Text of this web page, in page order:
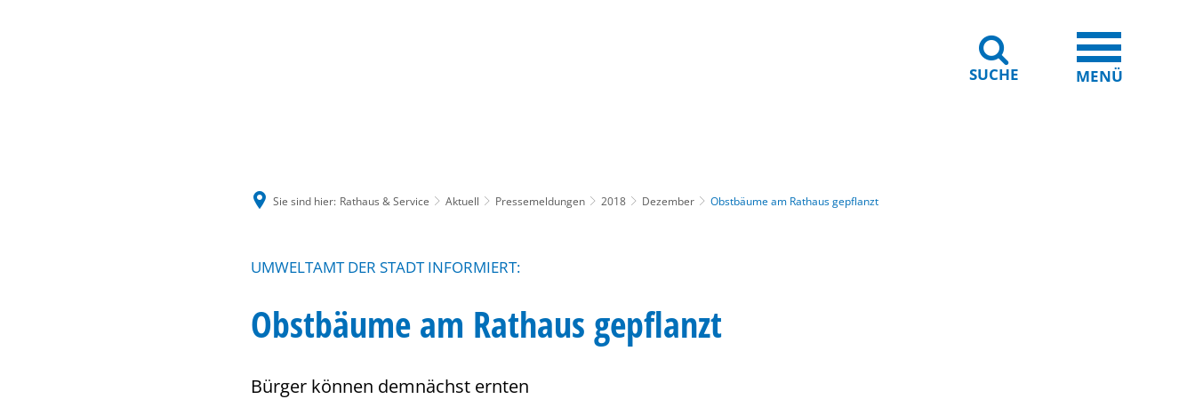
SUCHE MENÜ
Sie sind hier: Rathaus & Service Aktuell Pressemeldungen 2018 Dezember Obstbäume am Rathaus gepflanzt
UMWELTAMT DER STADT INFORMIERT:
Obstbäume am Rathaus gepflanzt
Bürger können demnächst ernten